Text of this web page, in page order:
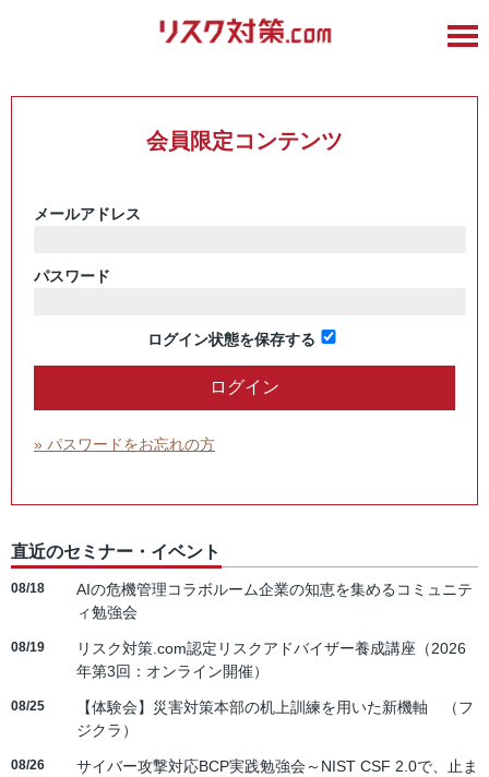
会員限定コンテンツ
メールアドレス
パスワード
ログイン状態を保存する
» パスワードをお忘れの方
直近のセミナー・イベント
08/18
AIの危機管理コラボルーム企業の知恵を集めるコミュニテ
ィ勉強会
08/19
リスク対策.com認定リスクアドバイザー養成講座（2026
年第3回：オンライン開催）
08/25
【体験会】災害対策本部の机上訓練を用いた新機軸 （フ
ジクラ）
08/26
サイバー攻撃対応BCP実践勉強会～NIST CSF 2.0で、止ま